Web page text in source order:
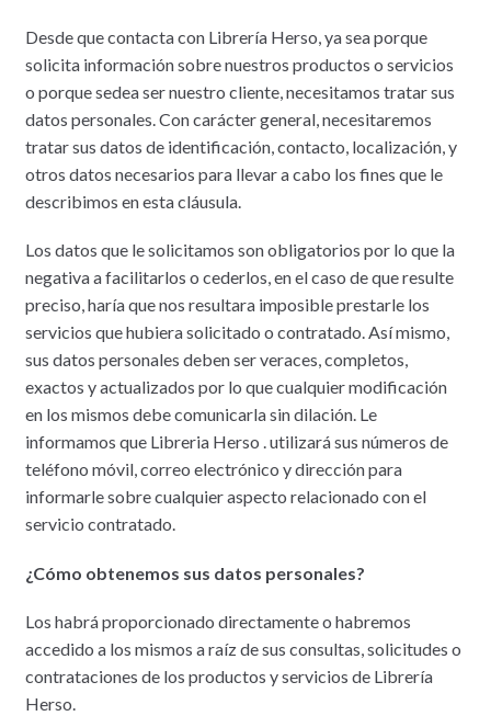
Desde que contacta con Librería Herso, ya sea porque
solicita información sobre nuestros productos o servicios
o porque sedea ser nuestro cliente, necesitamos tratar sus
datos personales. Con carácter general, necesitaremos
tratar sus datos de identificación, contacto, localización, y
otros datos necesarios para llevar a cabo los fines que le
describimos en esta cláusula.
Los datos que le solicitamos son obligatorios por lo que la
negativa a facilitarlos o cederlos, en el caso de que resulte
preciso, haría que nos resultara imposible prestarle los
servicios que hubiera solicitado o contratado. Así mismo,
sus datos personales deben ser veraces, completos,
exactos y actualizados por lo que cualquier modificación
en los mismos debe comunicarla sin dilación. Le
informamos que Libreria Herso . utilizará sus números de
teléfono móvil, correo electrónico y dirección para
informarle sobre cualquier aspecto relacionado con el
servicio contratado.
¿Cómo obtenemos sus datos personales?
Los habrá proporcionado directamente o habremos
accedido a los mismos a raíz de sus consultas, solicitudes o
contrataciones de los productos y servicios de Librería
Herso.